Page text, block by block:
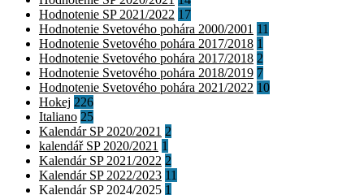
Hodnotenie SP 2021/2022 17
Hodnotenie Svetového pohára 2000/2001 11
Hodnotenie Svetového pohára 2017/2018 1
Hodnotenie Svetového pohára 2017/2018 2
Hodnotenie Svetového pohára 2018/2019 7
Hodnotenie Svetového pohára 2021/2022 10
Hokej 226
Italiano 25
Kalendár SP 2020/2021 2
kalendář SP 2020/2021 1
Kalendár SP 2021/2022 2
Kalendár SP 2022/2023 11
Kalendár SP 2024/2025 1